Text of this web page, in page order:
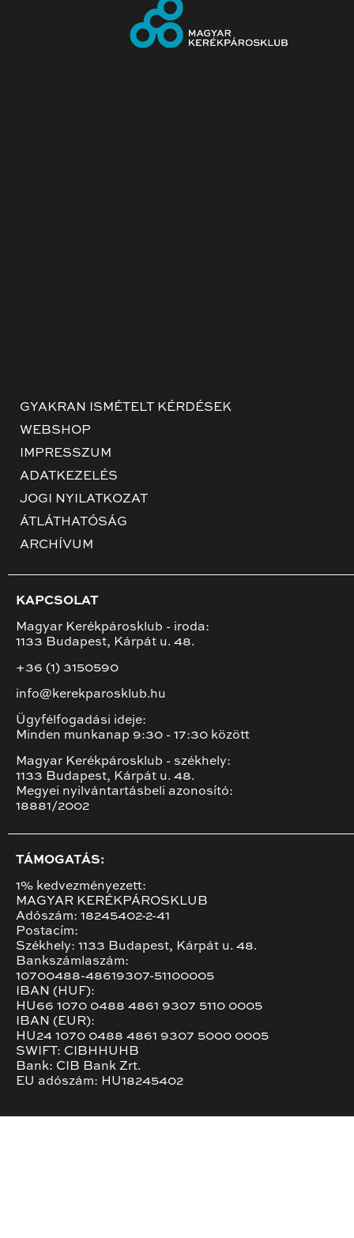
GYAKRAN ISMÉTELT KÉRDÉSEK
WEBSHOP
IMPRESSZUM
ADATKEZELÉS
JOGI NYILATKOZAT
ÁTLÁTHATÓSÁG
ARCHÍVUM
KAPCSOLAT
Magyar Kerékpárosklub - iroda:
1133 Budapest, Kárpát u. 48.
+36 (1) 3150590
info@kerekparosklub.hu
Ügyfélfogadási ideje:
Minden munkanap 9:30 - 17:30 között
Magyar Kerékpárosklub - székhely:
1133 Budapest, Kárpát u. 48.
Megyei nyilvántartásbeli azonosító:
18881/2002
TÁMOGATÁS:
1% kedvezményezett:
MAGYAR KERÉKPÁROSKLUB
Adószám: 18245402-2-41
Postacím:
Székhely: 1133 Budapest, Kárpát u. 48.
Bankszámlaszám:
10700488-48619307-51100005
IBAN (HUF):
HU66 1070 0488 4861 9307 5110 0005
IBAN (EUR):
HU24 1070 0488 4861 9307 5000 0005
SWIFT: CIBHHUHB
Bank: CIB Bank Zrt.
EU adószám: HU18245402